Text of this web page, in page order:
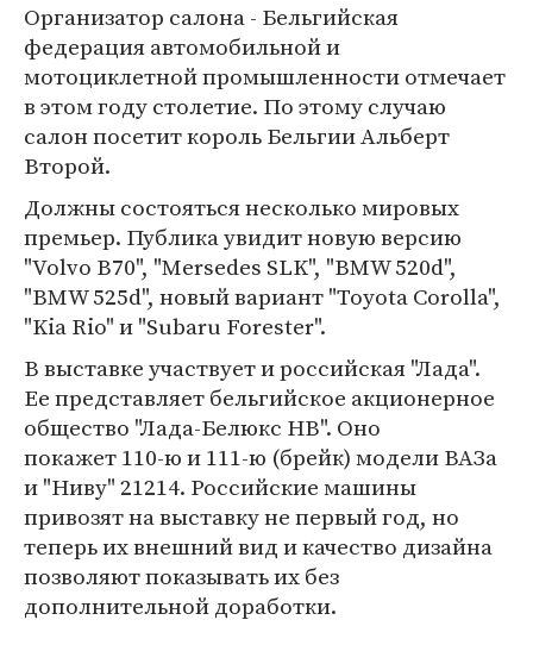
Организатор салона - Бельгийская
федерация автомобильной и
мотоциклетной промышленности отмечает
в этом году столетие. По этому случаю
салон посетит король Бельгии Альберт
Второй.
Должны состояться несколько мировых
премьер. Публика увидит новую версию
"Volvo В70", "Mersedes SLK", "BMW 520d",
"BMW 525d", новый вариант "Toyota Corolla",
"Kia Rio" и "Subaru Forester".
В выставке участвует и российская "Лада".
Ее представляет бельгийское акционерное
общество "Лада-Белюкс НВ". Оно
покажет 110-ю и 111-ю (брейк) модели ВАЗа
и "Ниву" 21214. Российские машины
привозят на выставку не первый год, но
теперь их внешний вид и качество дизайна
позволяют показывать их без
дополнительной доработки.